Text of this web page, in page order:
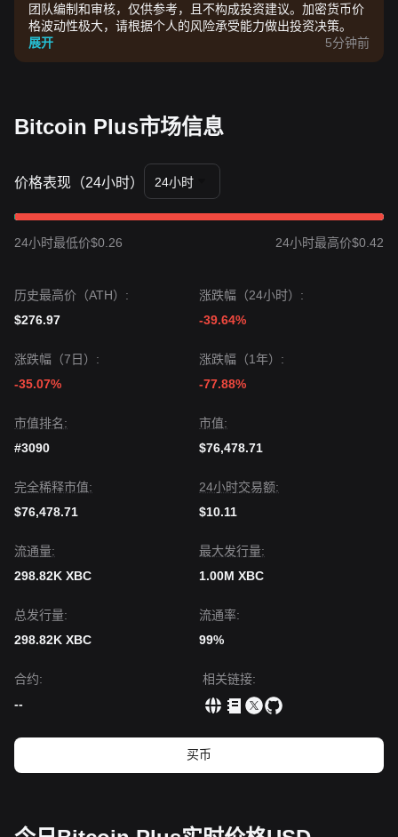
团队编制和审核，仅供参考，且不构成投资建议。加密货币价
格波动性极大，请根据个人的风险承受能力做出投资决策。
展开
5分钟前
Bitcoin Plus市场信息
价格表现（24小时） 24小时
24小时最低价$0.26 24小时最高价$0.42
历史最高价（ATH）:
$276.97
涨跌幅（24小时）:
-39.64%
涨跌幅（7日）:
-35.07%
涨跌幅（1年）:
-77.88%
市值排名:
#3090
市值:
$76,478.71
完全稀释市值:
$76,478.71
24小时交易额:
$10.11
流通量:
298.82K XBC
最大发行量:
1.00M XBC
总发行量:
298.82K XBC
流通率:
99%
合约:
--
相关链接:
买币